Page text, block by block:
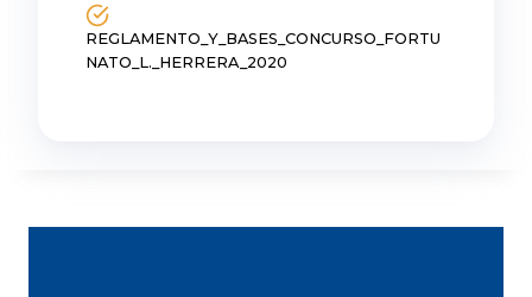
REGLAMENTO_Y_BASES_CONCURSO_FORTU
NATO_L._HERRERA_2020